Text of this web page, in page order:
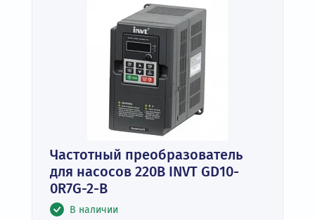
Частотный преобразователь
для насосов 220В INVT GD10-
0R7G-2-B
В наличии